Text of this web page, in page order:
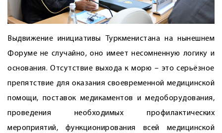
Выдвижение инициативы Туркменистана на нынешнем
Форуме не случайно, оно имеет несомненную логику и
основания. Отсутствие выхода к морю – это серьёзное
препятствие для оказания своевременной медицинской
помощи, поставок медикаментов и медоборудования,
проведения необходимых профилактических
мероприятий, функционирования всей медицинской